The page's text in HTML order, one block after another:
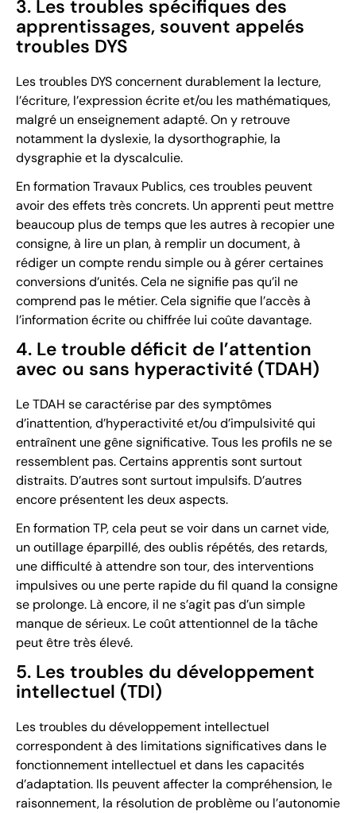
3. Les troubles spécifiques des
apprentissages, souvent appelés
troubles DYS
Les troubles DYS concernent durablement la lecture,
l’écriture, l’expression écrite et/ou les mathématiques,
malgré un enseignement adapté. On y retrouve
notamment la dyslexie, la dysorthographie, la
dysgraphie et la dyscalculie.
En formation Travaux Publics, ces troubles peuvent
avoir des effets très concrets. Un apprenti peut mettre
beaucoup plus de temps que les autres à recopier une
consigne, à lire un plan, à remplir un document, à
rédiger un compte rendu simple ou à gérer certaines
conversions d’unités. Cela ne signifie pas qu’il ne
comprend pas le métier. Cela signifie que l’accès à
l’information écrite ou chiffrée lui coûte davantage.
4. Le trouble déficit de l’attention
avec ou sans hyperactivité (TDAH)
Le TDAH se caractérise par des symptômes
d’inattention, d’hyperactivité et/ou d’impulsivité qui
entraînent une gêne significative. Tous les profils ne se
ressemblent pas. Certains apprentis sont surtout
distraits. D’autres sont surtout impulsifs. D’autres
encore présentent les deux aspects.
En formation TP, cela peut se voir dans un carnet vide,
un outillage éparpillé, des oublis répétés, des retards,
une difficulté à attendre son tour, des interventions
impulsives ou une perte rapide du fil quand la consigne
se prolonge. Là encore, il ne s’agit pas d’un simple
manque de sérieux. Le coût attentionnel de la tâche
peut être très élevé.
5. Les troubles du développement
intellectuel (TDI)
Les troubles du développement intellectuel
correspondent à des limitations significatives dans le
fonctionnement intellectuel et dans les capacités
d’adaptation. Ils peuvent affecter la compréhension, le
raisonnement, la résolution de problème ou l’autonomie